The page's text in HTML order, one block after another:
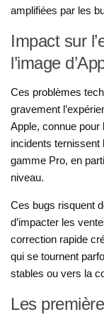
amplifiées par les
Impact sur
l’image
Ces problèmes
gravement
Apple, connue pour
incidents ternissent
gamme Pro, en
niveau.
Ces bugs risquent
d’impacter les
correction rapide
qui se tournent
stables ou vers la
Les